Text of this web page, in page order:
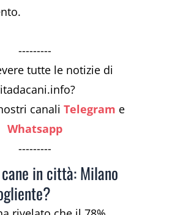
---------
tutte le notizie di
canaliTelegram e
Whatsapp
---------
in città: Milano